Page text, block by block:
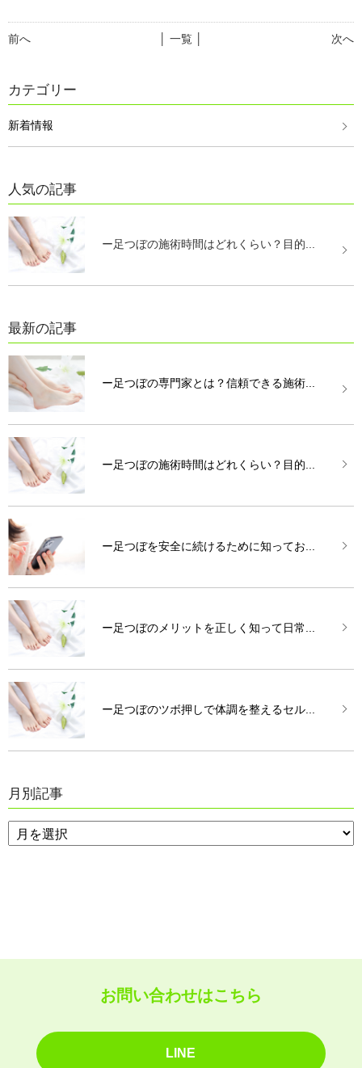
前へ 次へ
│ 一覧 │
カテゴリー
新着情報
人気の記事
ー足つぼの施術時間はどれくらい？目的...
最新の記事
ー足つぼの専門家とは？信頼できる施術...
ー足つぼの施術時間はどれくらい？目的...
ー足つぼを安全に続けるために知ってお...
ー足つぼのメリットを正しく知って日常...
ー足つぼのツボ押しで体調を整えるセル...
月別記事
お問い合わせはこちら
LINE